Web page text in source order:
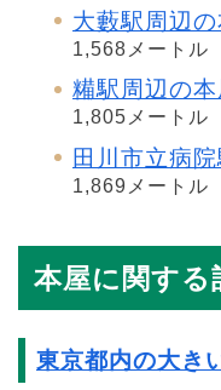
大藪駅周辺の
1,568メートル
糒駅周辺の本
1,805メートル
田川市立病
1,869メートル
本屋に関する
東京都内の大き